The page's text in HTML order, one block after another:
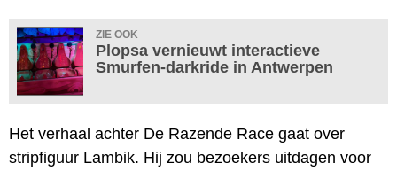
ZIE OOK
Plopsa vernieuwt interactieve
Smurfen-darkride in Antwerpen
Het verhaal achter De Razende Race gaat over
stripfiguur Lambik. Hij zou bezoekers uitdagen voor